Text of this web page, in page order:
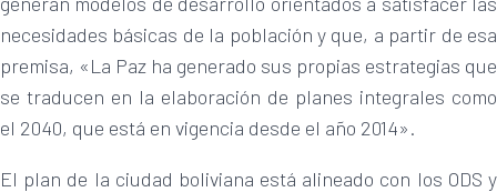
necesidades básicas de la población y que, a partir de esa
premisa, «La Paz ha generado sus propias estrategias que
se traducen en la elaboración de planes integrales como
el 2040, que está en vigencia desde el año 2014».
El plan de la ciudad boliviana está alineado con los ODS y